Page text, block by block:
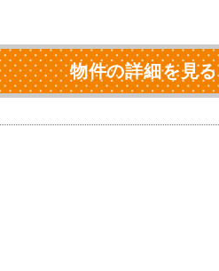
物件の詳細を見る